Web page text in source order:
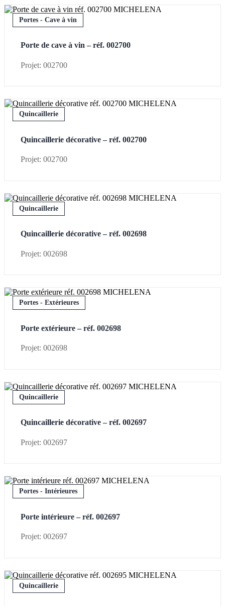
Portes - Cave à vin
Porte de cave à vin – réf. 002700
Projet: 002700
Quincaillerie
Quincaillerie décorative – réf. 002700
Projet: 002700
Quincaillerie
Quincaillerie décorative – réf. 002698
Projet: 002698
Portes - Extérieures
Porte extérieure – réf. 002698
Projet: 002698
Quincaillerie
Quincaillerie décorative – réf. 002697
Projet: 002697
Portes - Intérieures
Porte intérieure – réf. 002697
Projet: 002697
Quincaillerie